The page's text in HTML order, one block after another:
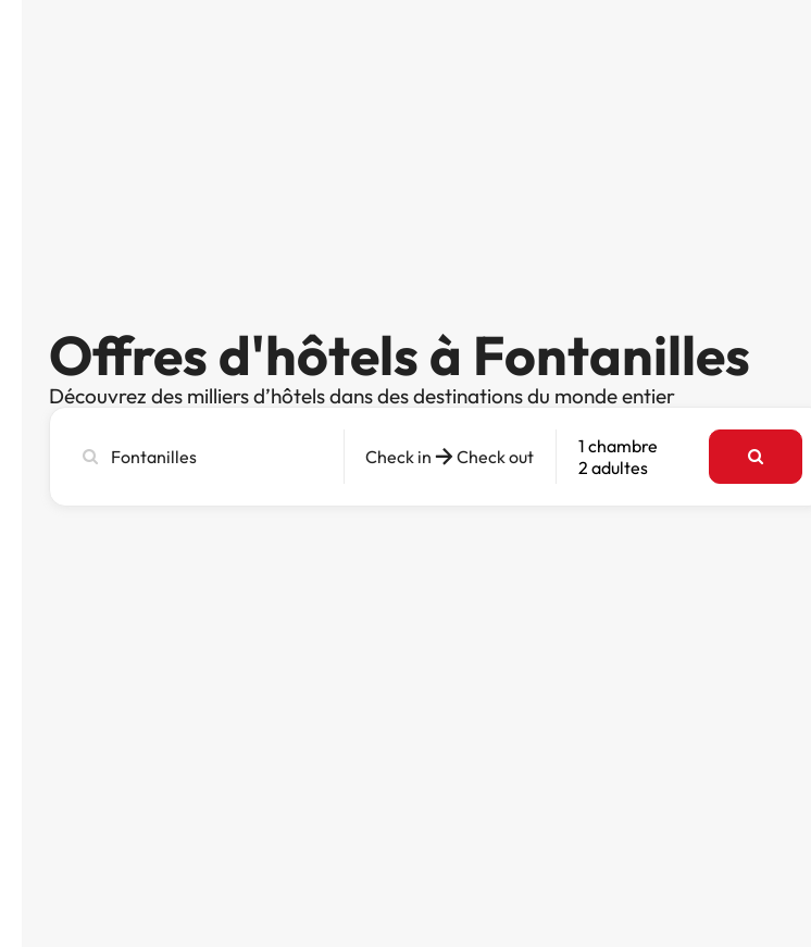
Offres d'hôtels à Fontanilles
Découvrez des milliers d’hôtels dans des destinations du monde entier
une
Check in Check out
1 chambre
2 adultes